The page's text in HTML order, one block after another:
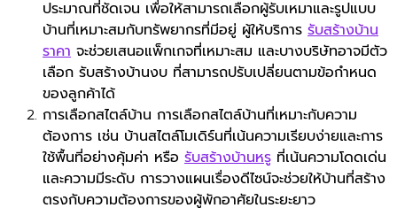
ประมาณที่ชัดเจน เพื่อให้สามารถเลือกผู้รับเหมาและรูปแบบ
บ้านที่เหมาะสมกับทรัพยากรที่มีอยู่ ผู้ให้บริการ รับสร้างบ้าน
ราคา จะช่วยเสนอแพ็กเกจที่เหมาะสม และบางบริษัทอาจมีตัว
เลือก รับสร้างบ้านงบ ที่สามารถปรับเปลี่ยนตามข้อกำหนด
ของลูกค้าได้
การเลือกสไตล์บ้าน การเลือกสไตล์บ้านที่เหมาะกับความ
ต้องการ เช่น บ้านสไตล์โมเดิร์นที่เน้นความเรียบง่ายและการ
ใช้พื้นที่อย่างคุ้มค่า หรือ รับสร้างบ้านหรู ที่เน้นความโดดเด่น
และความมีระดับ การวางแผนเรื่องดีไซน์จะช่วยให้บ้านที่สร้าง
ตรงกับความต้องการของผู้พักอาศัยในระยะยาว